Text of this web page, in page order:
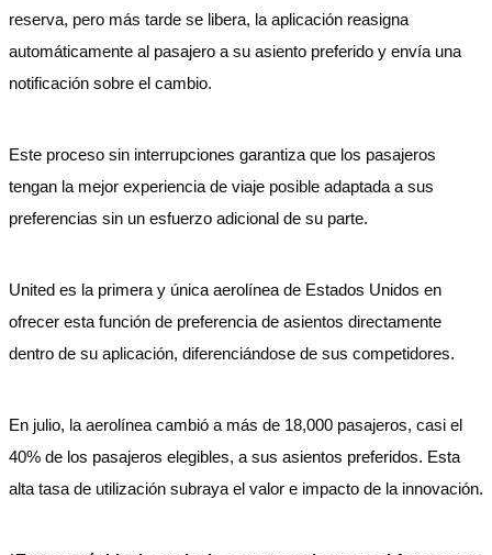
reserva, pero más tarde se libera, la aplicación reasigna
automáticamente al pasajero a su asiento preferido y envía una
notificación sobre el cambio.
Este proceso sin interrupciones garantiza que los pasajeros
tengan la mejor experiencia de viaje posible adaptada a sus
preferencias sin un esfuerzo adicional de su parte.
United es la primera y única aerolínea de Estados Unidos en
ofrecer esta función de preferencia de asientos directamente
dentro de su aplicación, diferenciándose de sus competidores.
En julio, la aerolínea cambió a más de 18,000 pasajeros, casi el
40% de los pasajeros elegibles, a sus asientos preferidos. Esta
alta tasa de utilización subraya el valor e impacto de la innovación.